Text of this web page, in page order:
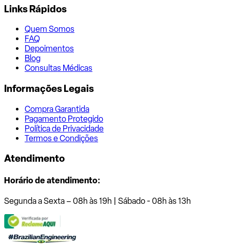
Links Rápidos
Quem Somos
FAQ
Depoimentos
Blog
Consultas Médicas
Informações Legais
Compra Garantida
Pagamento Protegido
Política de Privacidade
Termos e Condições
Atendimento
Horário de atendimento:
Segunda a Sexta – 08h às 19h | Sábado - 08h às 13h